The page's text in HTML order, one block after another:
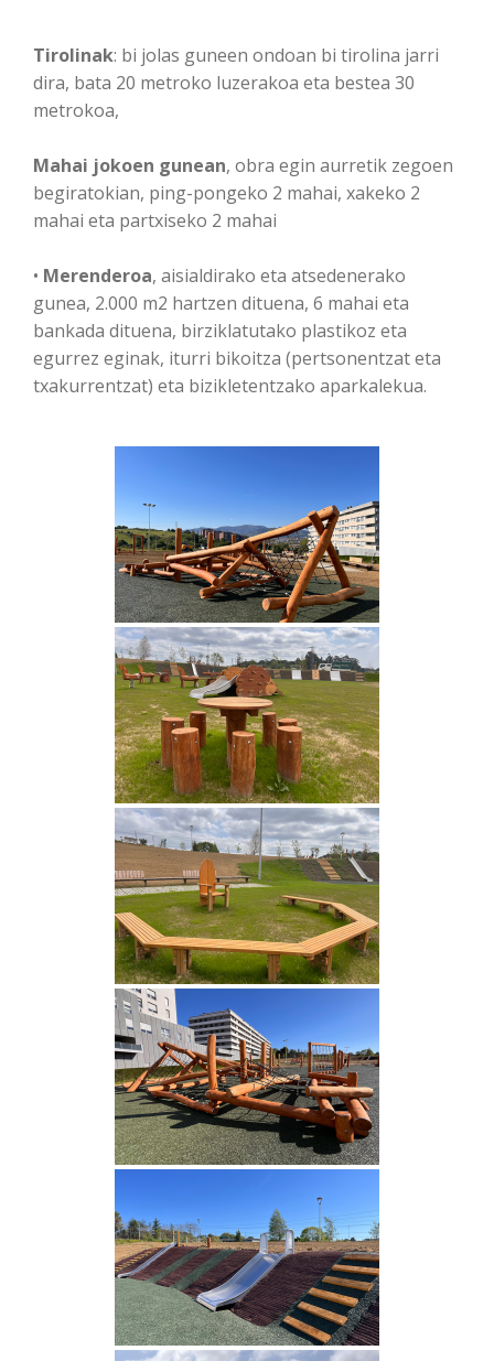
Tirolinak: bi jolas guneen ondoan bi tirolina jarri
dira, bata 20 metroko luzerakoa eta bestea 30
metrokoa,
Mahai jokoen gunean, obra egin aurretik zegoen
begiratokian, ping-pongeko 2 mahai, xakeko 2
mahai eta partxiseko 2 mahai
• Merenderoa, aisialdirako eta atsedenerako
gunea, 2.000 m2 hartzen dituena, 6 mahai eta
bankada dituena, birziklatutako plastikoz eta
egurrez eginak, iturri bikoitza (pertsonentzat eta
txakurrentzat) eta bizikletentzako aparkalekua.